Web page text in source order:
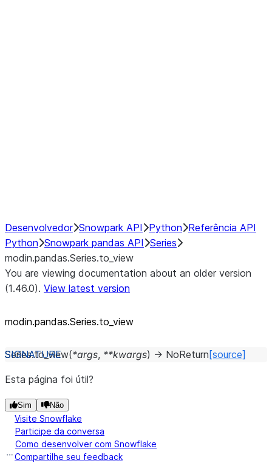
Desenvolvedor Snowpark API Python Referência API
Python Snowpark pandas API Series
modin.pandas.Series.to_view
You are viewing documentation about an older version
(1.46.0). View latest version
modin.pandas.Series.to_view
Series.to_view(*args, **kwargs) → NoReturn [source]
Esta página foi útil?
Sim Não
Visite Snowflake
Participe da conversa
Como desenvolver com Snowflake
Compartilhe seu feedback